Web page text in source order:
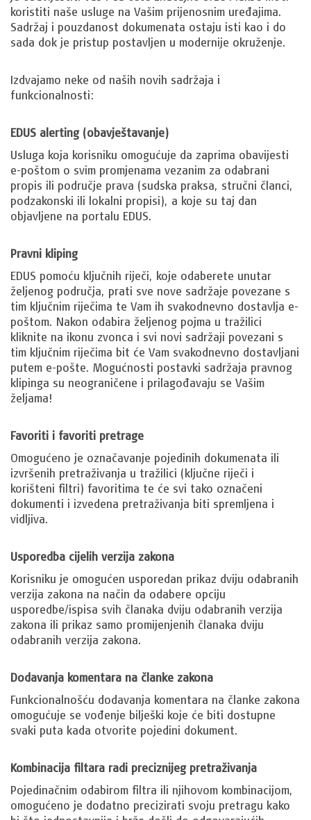
koristiti naše usluge na Vašim prijenosnim uređajima.
Sadržaj i pouzdanost dokumenata ostaju isti kao i do
sada dok je pristup postavljen u modernije okruženje.
Izdvajamo neke od naših novih sadržaja i
funkcionalnosti:
EDUS alerting (obavještavanje)
Usluga koja korisniku omogućuje da zaprima obavijesti
e-poštom o svim promjenama vezanim za odabrani
propis ili područje prava (sudska praksa, stručni članci,
podzakonski ili lokalni propisi), a koje su taj dan
objavljene na portalu EDUS.
Pravni kliping
EDUS pomoću ključnih riječi, koje odaberete unutar
željenog područja, prati sve nove sadržaje povezane s
tim ključnim riječima te Vam ih svakodnevno dostavlja e-
poštom. Nakon odabira željenog pojma u tražilici
kliknite na ikonu zvonca i svi novi sadržaji povezani s
tim ključnim riječima bit će Vam svakodnevno dostavljani
putem e-pošte. Mogućnosti postavki sadržaja pravnog
klipinga su neograničene i prilagođavaju se Vašim
željama!
Favoriti i favoriti pretrage
Omogućeno je označavanje pojedinih dokumenata ili
izvršenih pretraživanja u tražilici (ključne riječi i
korišteni filtri) favoritima te će svi tako označeni
dokumenti i izvedena pretraživanja biti spremljena i
vidljiva.
Usporedba cijelih verzija zakona
Korisniku je omogućen usporedan prikaz dviju odabranih
verzija zakona na način da odabere opciju
usporedbe/ispisa svih članaka dviju odabranih verzija
zakona ili prikaz samo promijenjenih članaka dviju
odabranih verzija zakona.
Dodavanja komentara na članke zakona
Funkcionalnošću dodavanja komentara na članke zakona
omogućuje se vođenje bilješki koje će biti dostupne
svaki puta kada otvorite pojedini dokument.
Kombinacija filtara radi preciznijeg pretraživanja
Pojedinačnim odabirom filtra ili njihovom kombinacijom,
omogućeno je dodatno precizirati svoju pretragu kako